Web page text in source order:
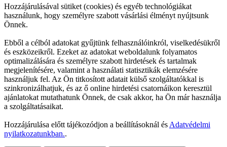
Hozzájárulásával sütiket (cookies) és egyéb technológiákat
használunk, hogy személyre szabott vásárlási élményt nyújtsunk
Önnek.
Ebből a célból adatokat gyűjtünk felhasználóinkról, viselkedésükről
és eszközeikről. Ezeket az adatokat weboldalunk folyamatos
optimalizálására és személyre szabott hirdetések és tartalmak
megjelenítésére, valamint a használati statisztikák elemzésére
használjuk fel. Az Ön titkosított adatait külső szolgáltatókkal is
szinkronizálhatjuk, és az ő online hirdetési csatornáikon keresztül
ajánlatokat mutathatunk Önnek, de csak akkor, ha Ön már használja
a szolgáltatásaikat.
Hozzájárulása előtt tájékozódjon a beállításoknál és Adatvédelmi
nyilatkozatunkban..